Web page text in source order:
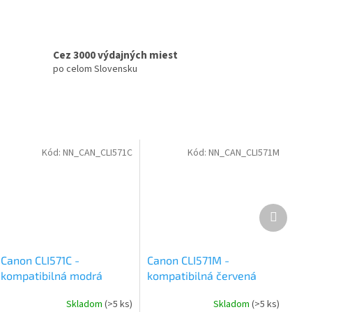
Cez 3000 výdajných miest
po celom Slovensku
Canon CLI571C -
kompatibilná modrá
Skladom(>5 ks)
Kód:NN_CAN_CLI571C
Canon CLI571M -
kompatibilná červená
Skladom (>5 ks)
Kód: NN_CAN_CLI571M
Ďalší
produkt